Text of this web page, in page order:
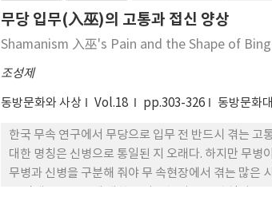
무당 입무(入巫)의 고통과 접신 양상
Shamanism 入巫's Pain and the Shape of Bing
조성제
동방문화와 사상 Vol.18 pp.303-326 동방문화
한국 무속 연구에서 무당으로 입무 전 반드시 겪는 고
대한 명칭은 신병으로 통일된 지 오래다. 하지만 무병
무병과 신병을 구분해 줘야 무 속현장에서 겪는 많은